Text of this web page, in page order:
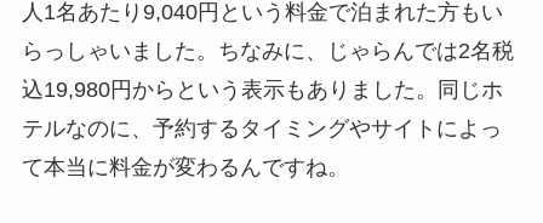
人1名あたり9,040円という料金で泊まれた方もい
らっしゃいました。ちなみに、じゃらんでは2名税
込19,980円からという表示もありました。同じホ
テルなのに、予約するタイミングやサイトによっ
て本当に料金が変わるんですね。